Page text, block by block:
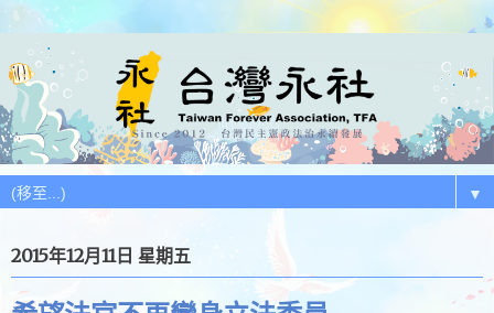
▼
2015年12月11日 星期五